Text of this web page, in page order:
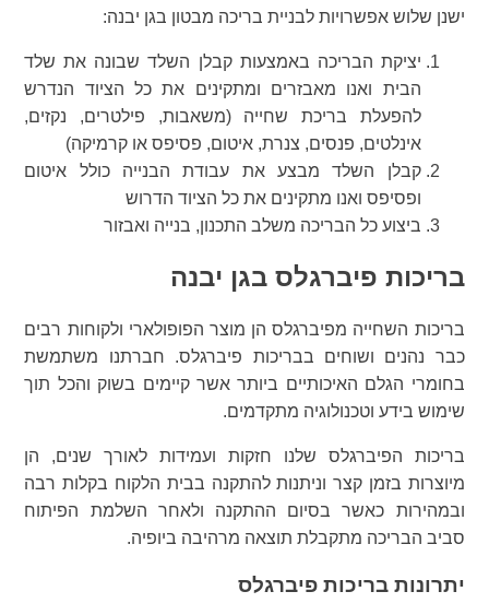
ישנן שלוש אפשרויות לבניית בריכה מבטון בגן יבנה:
יציקת הבריכה באמצעות קבלן השלד שבונה את שלד
הבית ואנו מאבזרים ומתקינים את כל הציוד הנדרש
להפעלת בריכת שחייה (משאבות, פילטרים, נקזים,
אינלטים, פנסים, צנרת, איטום, פסיפס או קרמיקה)
קבלן השלד מבצע את עבודת הבנייה כולל איטום
ופסיפס ואנו מתקינים את כל הציוד הדרוש
ביצוע כל הבריכה משלב התכנון, בנייה ואבזור
בריכות פיברגלס בגן יבנה
בריכות השחייה מפיברגלס הן מוצר הפופולארי ולקוחות רבים
כבר נהנים ושוחים בבריכות פיברגלס. חברתנו משתמשת
בחומרי הגלם האיכותיים ביותר אשר קיימים בשוק והכל תוך
שימוש בידע וטכנולוגיה מתקדמים.
בריכות הפיברגלס שלנו חזקות ועמידות לאורך שנים, הן
מיוצרות בזמן קצר וניתנות להתקנה בבית הלקוח בקלות רבה
ובמהירות כאשר בסיום ההתקנה ולאחר השלמת הפיתוח
סביב הבריכה מתקבלת תוצאה מרהיבה ביופיה.
יתרונות בריכות פיברגלס